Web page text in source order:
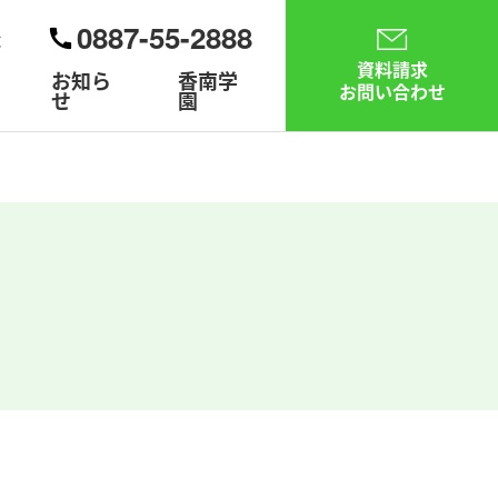
0887-55-2888
お知ら
せ
香南学
園
資料請求
お問い合わせ